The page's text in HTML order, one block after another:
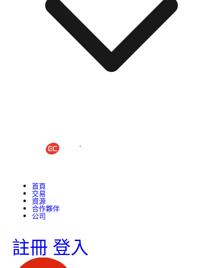
首頁
交易
資源
合作夥伴
公司
註冊 登入